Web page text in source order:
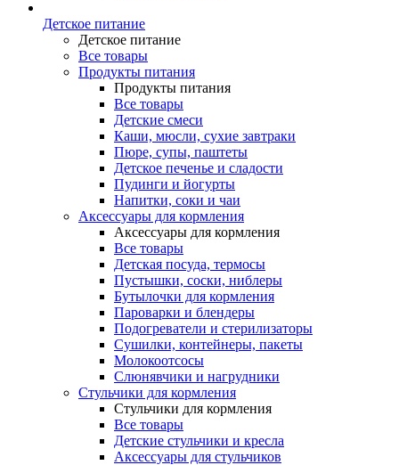
Детское питание
Детское питание
Все товары
Продукты питания
Продукты питания
Все товары
Детские смеси
Каши, мюсли, сухие завтраки
Пюре, супы, паштеты
Детское печенье и сладости
Пудинги и йогурты
Напитки, соки и чаи
Аксессуары для кормления
Аксессуары для кормления
Все товары
Детская посуда, термосы
Пустышки, соски, ниблеры
Бутылочки для кормления
Пароварки и блендеры
Подогреватели и стерилизаторы
Сушилки, контейнеры, пакеты
Молокоотсосы
Слюнявчики и нагрудники
Стульчики для кормления
Стульчики для кормления
Все товары
Детские стульчики и кресла
Аксессуары для стульчиков